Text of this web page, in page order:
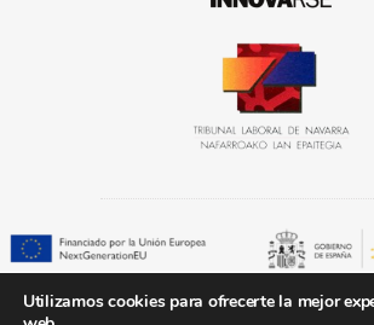
«Solución subvencionada con el kit digital» Plan de
Utilizamos cookies para ofrecerte la mejor